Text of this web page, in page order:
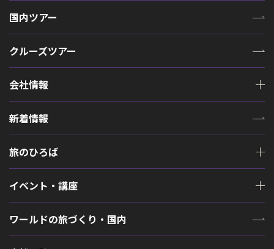
国内ツアー
クルーズツアー
会社情報
新着情報
旅のひろば
イベント・講座
ワールドの旅づくり・国内